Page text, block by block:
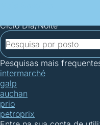
Ciclo Dia/Noite
Pesquisas mais
intermarché
galp
auchan
prio
petroprix